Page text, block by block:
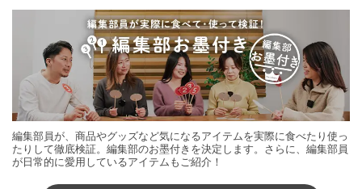
編集部員が、商品やグッズなど気になるアイテムを実際に食べたり使っ
たりして徹底検証。編集部のお墨付きを決定します。さらに、編集部員
が日常的に愛用しているアイテムもご紹介！